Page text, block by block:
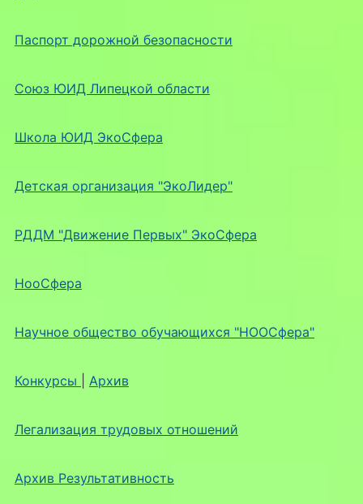
Паспорт дорожной безопасности
Союз ЮИД Липецкой области
Школа ЮИД ЭкоСфера
Детская организация "ЭкоЛидер"
РДДМ "Движение Первых" ЭкоСфера
НооСфера
Научное общество обучающихся "НООСфера"
Конкурсы Архив
Легализация трудовых отношений
Архив Результативность